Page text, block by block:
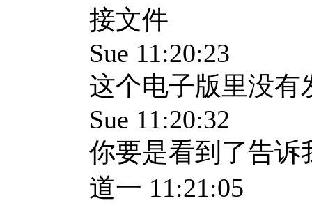
接文件
Sue 11:20:23
这个电子版里没有
Sue 11:20:32
你要是看到了告诉
道一 11:21:05